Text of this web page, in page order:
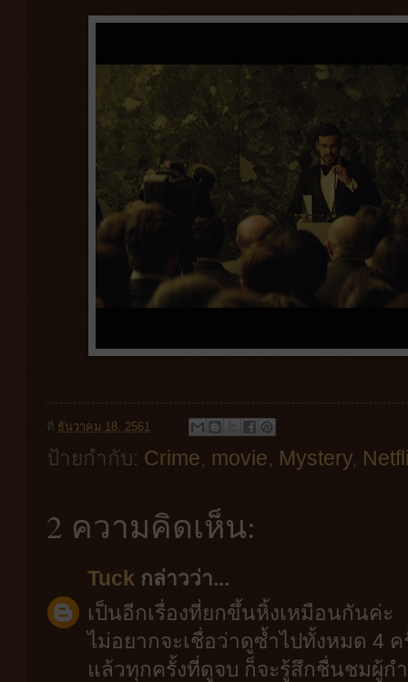
ที่ ธันวาคม 18, 2561
ป้ายกำกับ: Crime, movie, Mystery,
2 ความคิดเห็น:
Tuck กล่าวว่า...
เป็นอีกเรื่องที่ยกขึ้นหิ้งเหมือนกันค่ะ
ไม่อยากจะเชื่อว่าดูซ้ำไปทั้งหมด 4
แล้วทุกครั้งที่ดูจบ ก็จะรู้สึกชื่นชมผู้ก